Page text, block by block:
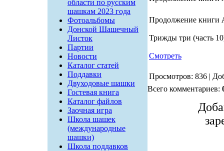
области по русским
шашкам 2023 года
Фотоальбомы
Донской Шашечный
Листок
Партии
Новости
Каталог статей
Поддавки
Двуходовые шашки
Гостевая книга
Каталог файлов
Заочная игра
Школа шашек
(международные
шашки)
Школа поддавков
Продолжение книги
Трижды три (часть
Смотреть
Просмотров: 836 |
Всего комментариев: